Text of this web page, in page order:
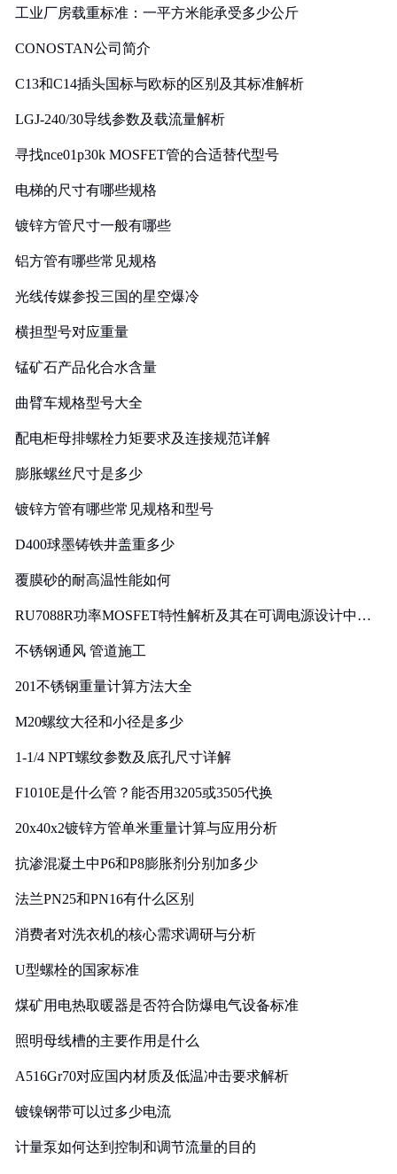
工业厂房载重标准：一平方米能承受多少公斤
CONOSTAN公司简介
C13和C14插头国标与欧标的区别及其标准解析
LGJ-240/30导线参数及载流量解析
寻找nce01p30k MOSFET管的合适替代型号
电梯的尺寸有哪些规格
镀锌方管尺寸一般有哪些
铝方管有哪些常见规格
光线传媒参投三国的星空爆冷
横担型号对应重量
锰矿石产品化合水含量
曲臂车规格型号大全
配电柜母排螺栓力矩要求及连接规范详解
膨胀螺丝尺寸是多少
镀锌方管有哪些常见规格和型号
D400球墨铸铁井盖重多少
覆膜砂的耐高温性能如何
RU7088R功率MOSFET特性解析及其在可调电源设计中的
不锈钢通风 管道施工
201不锈钢重量计算方法大全
M20螺纹大径和小径是多少
1-1/4 NPT螺纹参数及底孔尺寸详解
F1010E是什么管？能否用3205或3505代换
20x40x2镀锌方管单米重量计算与应用分析
抗渗混凝土中P6和P8膨胀剂分别加多少
法兰PN25和PN16有什么区别
消费者对洗衣机的核心需求调研与分析
U型螺栓的国家标准
煤矿用电热取暖器是否符合防爆电气设备标准
照明母线槽的主要作用是什么
A516Gr70对应国内材质及低温冲击要求解析
镀镍钢带可以过多少电流
计量泵如何达到控制和调节流量的目的